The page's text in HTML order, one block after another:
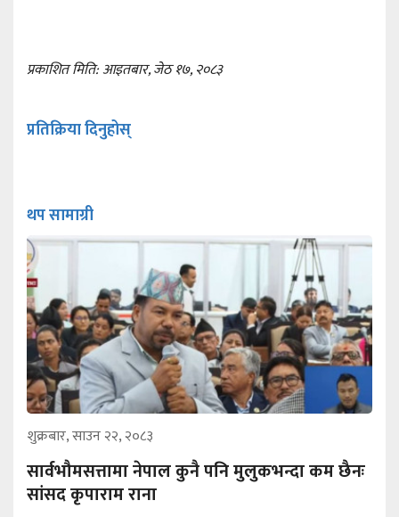
प्रकाशित मिति: आइतबार, जेठ १७, २०८३
प्रतिक्रिया दिनुहोस्
थप सामाग्री
शुक्रबार, साउन २२, २०८३
सार्वभौमसत्तामा नेपाल कुनै पनि मुलुकभन्दा कम छैनः
सांसद कृपाराम राना